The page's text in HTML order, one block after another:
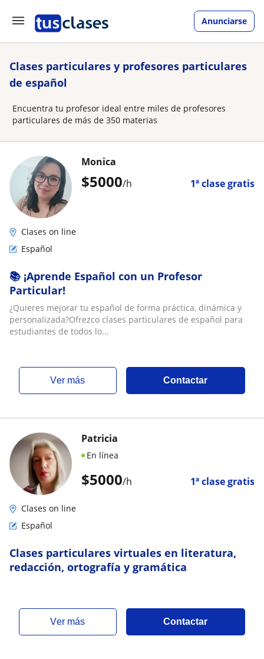
Anunciarse
Clases particulares y profesores particulares
de español
Encuentra tu profesor ideal entre miles de profesores
particulares de más de 350 materias
$5000/h 1ª clase gratis
Monica
Clases on line
Español
📚 ¡Aprende Español con un Profesor
Particular!
¿Quieres mejorar tu español de forma práctica, dinámica y
personalizada?Ofrezco clases particulares de español para
estudiantes de todos lo...
ver más Contactar
$5000/h 1ª clase gratis
Patricia
En línea
Clases on line
Español
Clases particulares virtuales en literatura,
redacción, ortografía y gramática
ver más Contactar